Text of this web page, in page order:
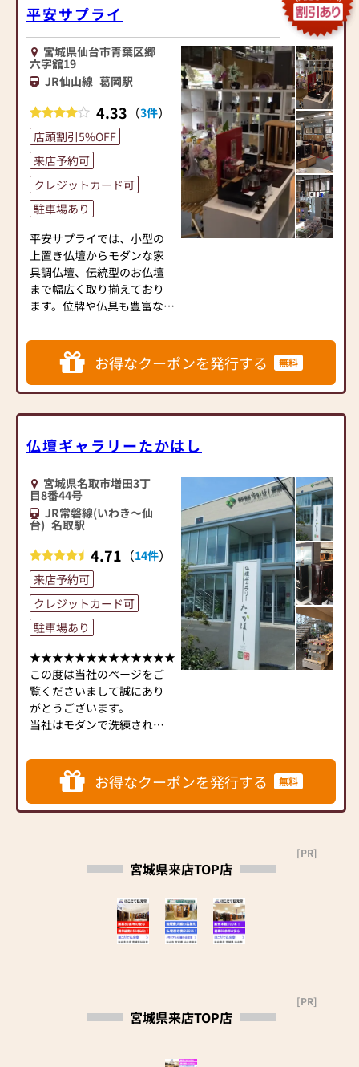
ポート
└─┼────────────────────────
仏壇の買い替えをご検討中
のお客様には、
状況に応じた買い替え時の
ます。
買い替えに伴う、仏壇の引
取処分（有料）のご相談も
承ります。
┌─┐
│＊│ お墓とセットでさ
らにお得に◎
└─┼────────────────────────
お墓用品も多数取り揃えて
います。
墓石の建立・修理等の相談
も承っておりますので、お気
◎仏壇はお墓とセットで本
体価格がさらに値引きとな
ります。
┌─┐
便利
└─┼────────────────────────
進物用線香のほか、お香や
キャンドルなど、プチギフト
にぴったりの商品もたくさ
んあります。お気軽にご来店
ください！
【アクセス】
・名取バイパス カラオケコ
ートダジュールさん、パチ
ンコマルハンさんの交差点
角
・JR「名取駅」より車で6分
らは徒歩5分圏内という好立
地。店舗が入るビル裏側に
は併設の駐車場があり、車で
もアクセスしやすい店舗で
す。
当店は日本で初めて都市型
仏壇を開発した㈱現代仏壇
の直営店で、広々としたワン
フロアに自社オリジナルの
仏壇を常時80基以上展示し
ています。最新のお洒落な
「壁掛けタイプ」から、床
プ」まで幅広いラインナッ
プの中から、お客様のライ
フスタイルに合わせて、じっ
くりとお選びいただけます。
「こんな仏壇が欲しかっ
してください。
00
【定休日】年末年始(12/29
【駐車場】第一広瀬ビル駐
応駐車場、ザ・パーク広瀬
通をご利用の方にサービス
券をお渡しいたします
平安サプライ
宮城県仙台市青葉区郷
六字舘19
JR仙山線 葛岡駅
4.33 （3件）
店頭割引5%OFF
来店予約可
クレジットカード可
駐車場あり
平安サプライでは、小型の
上置き仏壇からモダンな家
具調仏壇、伝統型のお仏壇
まで幅広く取り揃えており
ます。位牌や仏具も豊富な品
続に関する事までご相談い
ただけます。店舗は、市バス
「郷六」バス停より徒歩３
分、県道31号線・作並街道
おります。
お得なクーポンを発行する 無料
仏壇ギャラリーたかはし
宮城県名取市増田3丁
目8番44号
JR常磐線(いわき～仙
台) 名取駅
4.71 （14件）
来店予約可
クレジットカード可
駐車場あり
★★★★★★★★★★★★★★★
この度は当社のページをご
覧くださいまして誠にあり
がとうございます。
当社はモダンで洗練された
提供し、じっくりとお仏壇
をご覧いただけます。
仏壇専門スタッフがお客様
のご要望を丁寧にお聞きし
位牌、ローソク、数珠など、
仏具の品揃えも豊富に取り
りお待ちしております。
★★★★★★★★★★★★★★★
◇この春より「仙台箪笥仏
せたアドバイスを致します。
■皆様に寄り添い、親身な
お得なクーポンを発行する 無料
宮城県来店TOP店
[PR]
宮城県来店TOP店
[PR]